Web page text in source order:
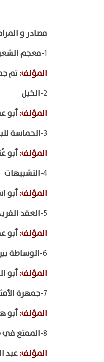
مصادر و
1- معجم
المؤلف:تم
2- الخيل
المؤلف:أبو
3- الحماسة
المؤلف:أبو
4- التشبيهات
المؤلف:أبو
5- العقد
المؤلف:أبو
6- الوساطة
المؤلف:أبو
7- جمهرة
المؤلف:أبو
8- الممتع في
المؤلف:عبد